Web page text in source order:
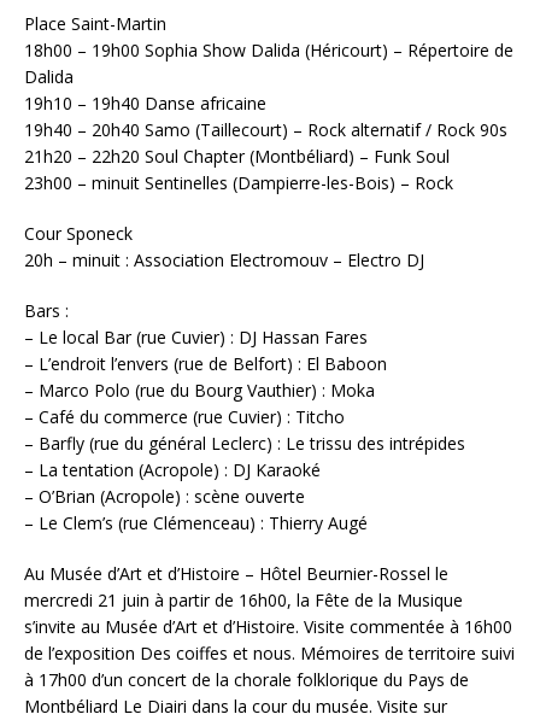
Place Saint-Martin
18h00 – 19h00 Sophia Show Dalida (Héricourt) – Répertoire de
Dalida
19h10 – 19h40 Danse africaine
19h40 – 20h40 Samo (Taillecourt) – Rock alternatif / Rock 90s
21h20 – 22h20 Soul Chapter (Montbéliard) – Funk Soul
23h00 – minuit Sentinelles (Dampierre-les-Bois) – Rock
Cour Sponeck
20h – minuit : Association Electromouv – Electro DJ
Bars :
– Le local Bar (rue Cuvier) : DJ Hassan Fares
– L’endroit l’envers (rue de Belfort) : El Baboon
– Marco Polo (rue du Bourg Vauthier) : Moka
– Café du commerce (rue Cuvier) : Titcho
– Barfly (rue du général Leclerc) : Le trissu des intrépides
– La tentation (Acropole) : DJ Karaoké
– O’Brian (Acropole) : scène ouverte
– Le Clem’s (rue Clémenceau) : Thierry Augé
Au Musée d’Art et d’Histoire – Hôtel Beurnier-Rossel le
mercredi 21 juin à partir de 16h00, la Fête de la Musique
s’invite au Musée d’Art et d’Histoire. Visite commentée à 16h00
de l’exposition Des coiffes et nous. Mémoires de territoire suivi
à 17h00 d’un concert de la chorale folklorique du Pays de
Montbéliard Le Diairi dans la cour du musée. Visite sur